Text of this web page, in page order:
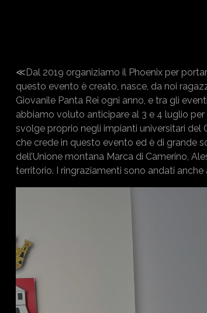
≪Dal 2019 organiziamo il Phoenix per
questo evento è creato, nasce, da noi
Giovanile Panta Rei ogni anno, e tra gli
abbiamo voluto anticipare al 3 e 4 luglio
svolge proprio negli impianti universitari del
che crede in questo evento ed è di grande
dell’Unione montana Marca di Camerino,
territorio. I ringraziamenti sono andati anche